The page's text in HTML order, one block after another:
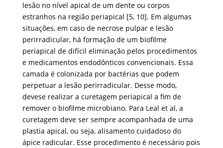
lesão no nível apical de um dente ou corpos
estranhos na região periapical [5, 10]. Em algumas
situações, em caso de necrose pulpar e lesão
perirradicular, há formação de um biofilme
periapical de difícil eliminação pelos procedimentos
e medicamentos endodônticos convencionais. Essa
camada é colonizada por bactérias que podem
perpetuar a lesão perirradicular. Desse modo,
devese realizar a curetagem periapical a fim de
remover o biofilme microbiano. Para Leal et al, a
curetagem deve ser sempre acompanhada de uma
plastia apical, ou seja, alisamento cuidadoso do
ápice radicular. Esse procedimento é necessário pois